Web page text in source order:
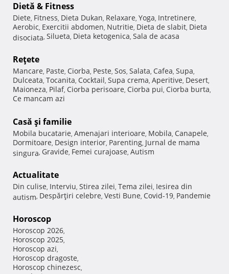
Dietă & Fitness
Diete, Fitness, Dieta Dukan, Relaxare, Yoga, Intretinere,
Aerobic, Exercitii abdomen, Nutritie, Dieta de slabit, Dieta
disociata, Silueta, Dieta ketogenica, Sala de acasa
Reţete
Mancare, Paste, Ciorba, Peste, Sos, Salata, Cafea, Supa,
Dulceata, Tocanita, Cocktail, Supa crema, Aperitive, Desert,
Maioneza, Pilaf, Ciorba perisoare, Ciorba pui, Ciorba burta,
Ce mancam azi
Casă şi familie
Mobila bucatarie, Amenajari interioare, Mobila, Canapele,
Dormitoare, Design interior, Parenting, Jurnal de mama
singura, Gravide, Femei curajoase, Autism
Actualitate
Din culise, Interviu, Stirea zilei, Tema zilei, Iesirea din
autism, Despărţiri celebre, Vesti Bune, Covid-19, Pandemie
Horoscop
Horoscop 2026,
Horoscop 2025,
Horoscop azi,
Horoscop dragoste,
Horoscop chinezesc,